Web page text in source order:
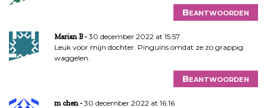
Beantwoorden
Marian B
30 december 2022 at 15:57
Leuk voor mijn dochter. Pinguïns omdat ze zo grappig
waggelen.
Beantwoorden
m chen
30 december 2022 at 16:16